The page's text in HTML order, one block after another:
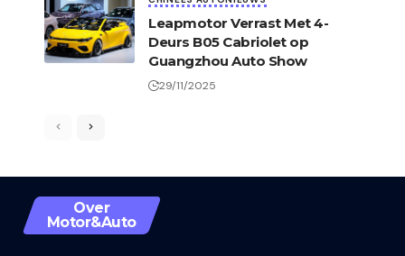
Leapmotor Verrast Met 4-
Deurs B05 Cabriolet op
Guangzhou Auto Show
29/11/2025
Over
Motor&Auto